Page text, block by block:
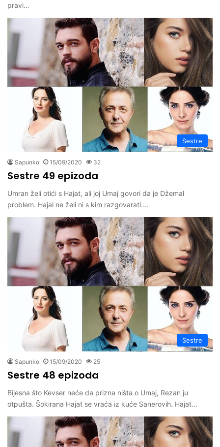
pravi…
Sestre
Sapunko 15/09/2020 32
Sestre 49 epizoda
Umran želi otići s Hajat, ali joj Umaj govori da je Džemal
problem. Hajal ne želi ni s kim razgovarati.…
Sestre
Sapunko 15/09/2020 25
Sestre 48 epizoda
Bijesna što Kevser neće da prizna ništa o Umaj, Rezan ju
otpušta. Šokirana Hajat se vraća iz kuće Sanerovih. Hajat…